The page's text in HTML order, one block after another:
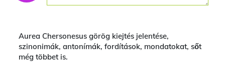
Aurea Chersonesus görög kiejtés jelentése,
szinonimák, antonímák, fordítások, mondatokat, sőt
még többet is.